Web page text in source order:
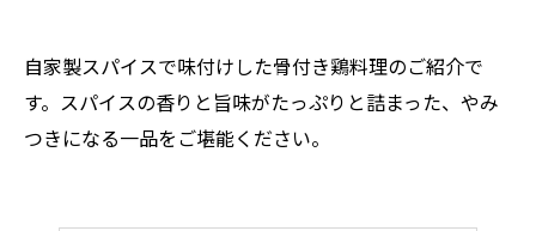
自家製スパイスで味付けした骨付き鶏料理のご紹介で
す。スパイスの香りと旨味がたっぷりと詰まった、やみ
つきになる一品をご堪能ください。